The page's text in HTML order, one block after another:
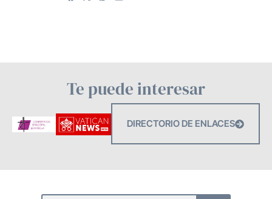
Te puede interesar
DIRECTORIO DE ENLACES